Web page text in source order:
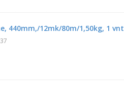
440mm,/12mk/80m/1,50kg, 1 vnt